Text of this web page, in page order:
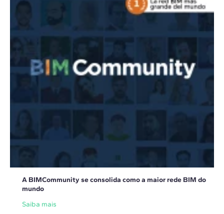
A BIMCommunity se consolida como a maior rede BIM do
mundo
Saiba mais